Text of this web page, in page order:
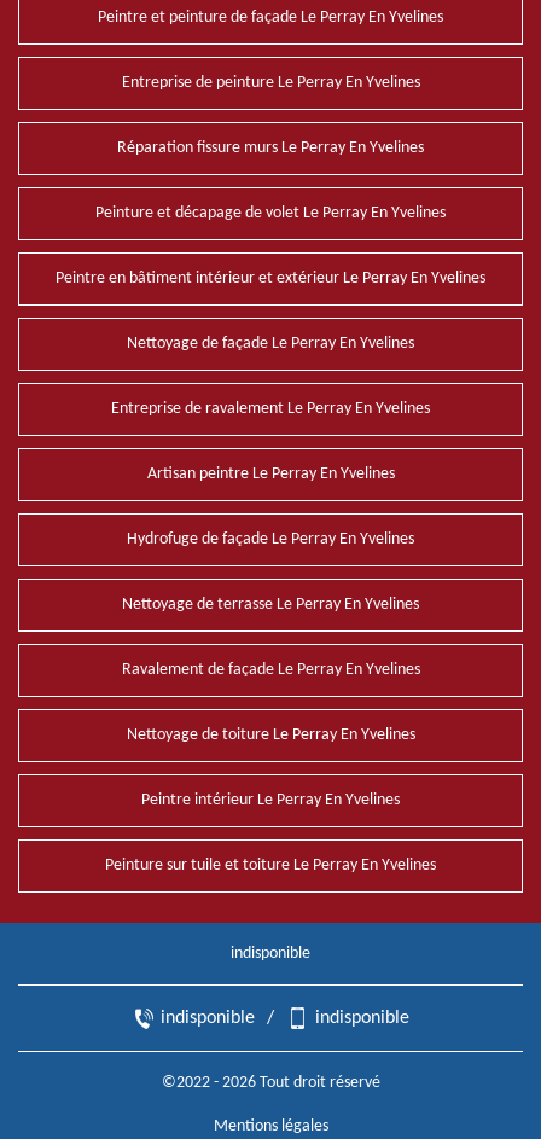
Peintre et peinture de façade Le Perray En Yvelines
Entreprise de peinture Le Perray En Yvelines
Réparation fissure murs Le Perray En Yvelines
Peinture et décapage de volet Le Perray En Yvelines
Peintre en bâtiment intérieur et extérieur Le Perray En Yvelines
Nettoyage de façade Le Perray En Yvelines
Entreprise de ravalement Le Perray En Yvelines
Artisan peintre Le Perray En Yvelines
Hydrofuge de façade Le Perray En Yvelines
Nettoyage de terrasse Le Perray En Yvelines
Ravalement de façade Le Perray En Yvelines
Nettoyage de toiture Le Perray En Yvelines
Peintre intérieur Le Perray En Yvelines
Peinture sur tuile et toiture Le Perray En Yvelines
indisponible
indisponible / indisponible
©2022 - 2026 Tout droit réservé
Mentions légales